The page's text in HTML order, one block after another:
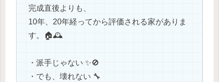
完成直後よりも、
10年、20年経ってから評価される家がありま
す。🏠🕰️
・派手じゃない ✨🚫
・でも、壊れない 🔧